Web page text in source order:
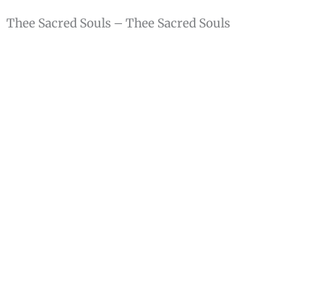
Thee Sacred Souls – Thee Sacred Souls